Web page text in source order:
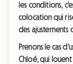
les conditions,
colocation qui
des ajustements
Prenons le cas
Chloé, qui louent